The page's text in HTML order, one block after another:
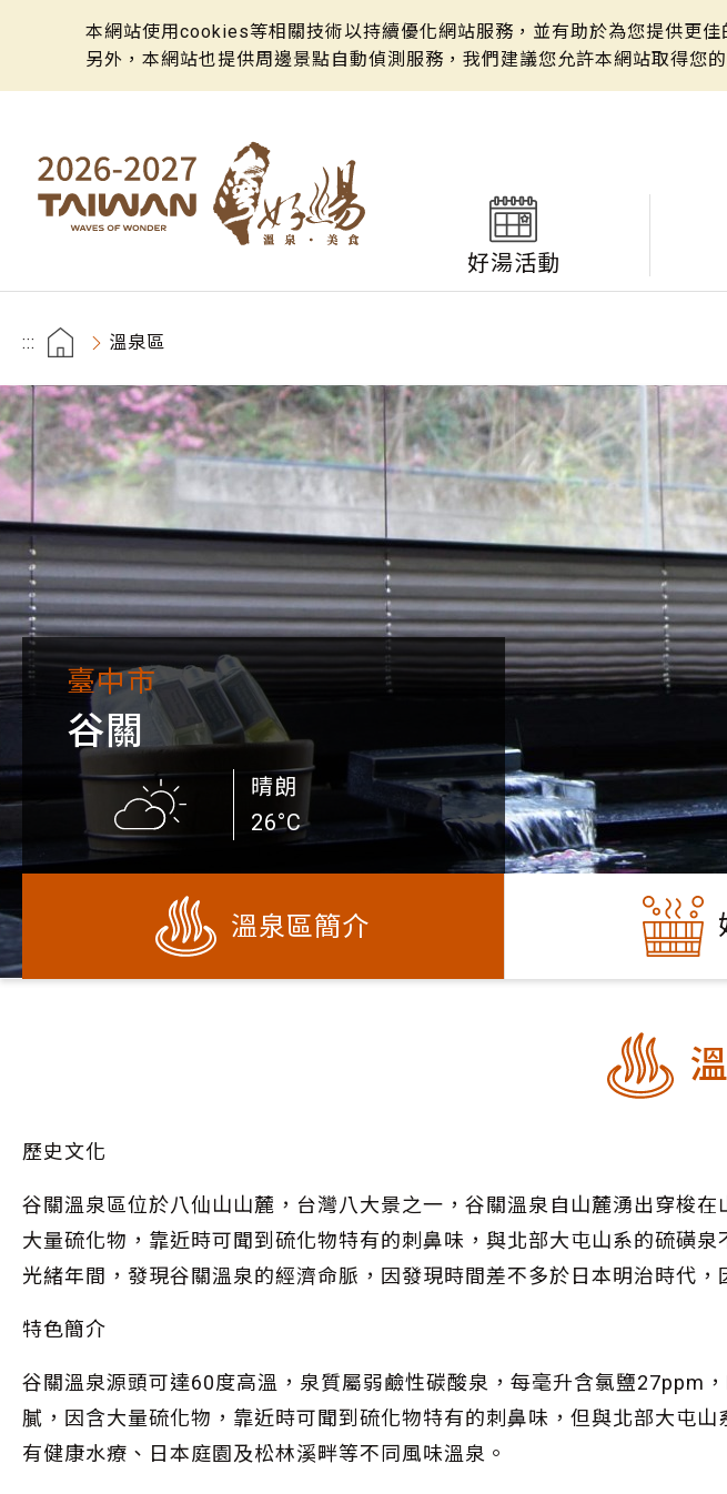
本網站使用cookies等相關技術以持續優化網站服務，並有助於為您提供更
另外，本網站也提供周邊景點自動偵測服務，我們建議您允許本網站取得您
好湯活動
::: 溫泉區
臺中市
谷關
晴朗
26°C
溫泉區簡介
歷史文化
谷關溫泉區位於八仙山山麓，台灣八大景之一，谷關溫泉自山麓湧出穿梭
大量硫化物，靠近時可聞到硫化物特有的刺鼻味，與北部大屯山系的硫磺
光緒年間，發現谷關溫泉的經濟命脈，因發現時間差不多於日本明治時代，
特色簡介
谷關溫泉源頭可達60度高溫，泉質屬弱鹼性碳酸泉，每毫升含氯鹽27ppm
膩，因含大量硫化物，靠近時可聞到硫化物特有的刺鼻味，但與北部大屯
有健康水療、日本庭園及松林溪畔等不同風味溫泉。